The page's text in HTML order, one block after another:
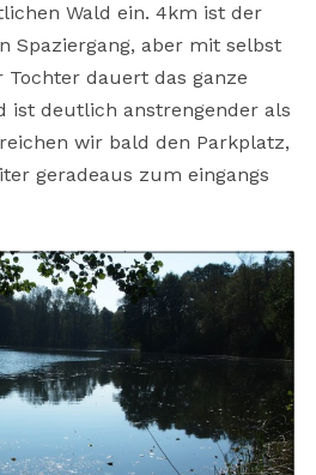
Wald ein. 4km ist der
Spaziergang, aber mit selbst
dauert das ganze
ist deutlich anstrengender als
wir bald den Parkplatz,
geradeaus zum eingangs